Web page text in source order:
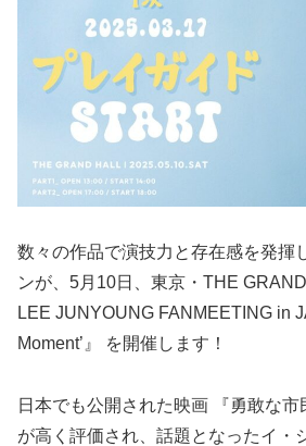
数々の作品で演技力と存在感を発揮
ンが、5月10日、東京・THE
LEE JUNYOUNG FANMEETING in
Moment’』 を開催します！
日本でも公開された映画 『勇敢な
が高く評価され、話題となったイ・